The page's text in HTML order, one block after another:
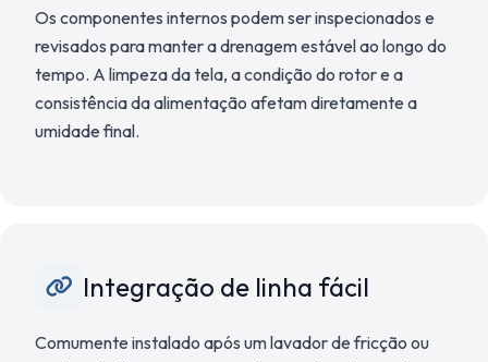
Os componentes internos podem ser inspecionados e
revisados para manter a drenagem estável ao longo do
tempo. A limpeza da tela, a condição do rotor e a
consistência da alimentação afetam diretamente a
umidade final.
Integração de linha fácil
Comumente instalado após um lavador de fricção ou